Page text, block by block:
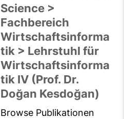
Science >
Fachbereich
Wirtschaftsinforma
tik > Lehrstuhl für
Wirtschaftsinforma
tik IV (Prof. Dr.
Doğan Kesdoğan)
Browse Publikationen